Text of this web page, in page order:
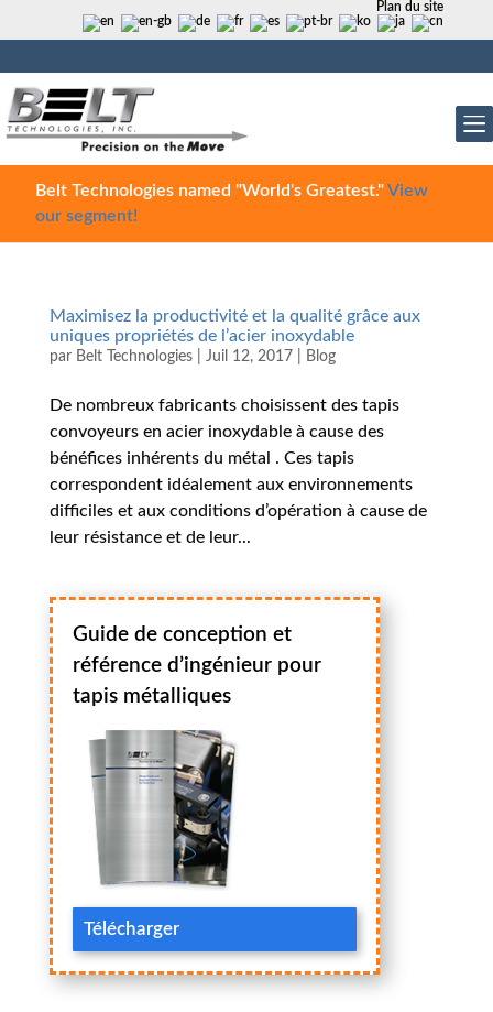
Plan du site
Belt Technologies named "World's Greatest."View
our segment!
Maximisez la productivité et la qualité grâce aux
uniques propriétés de l’acier inoxydable
par Belt Technologies| Juil 12, 2017 Blog
De nombreux fabricants choisissent des tapis
convoyeurs en acier inoxydable à cause des
bénéfices inhérents du métal . Ces tapis
correspondent idéalement aux environnements
difficiles et aux conditions d’opération à cause de
leur résistance et de leur...
Guide de conception et
référence d’ingénieur pour
tapis métalliques
Télécharger